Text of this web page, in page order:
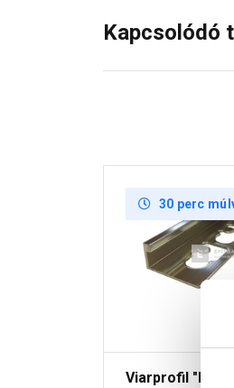
Kapcsolódó
30 perc
Viarprofil "L"